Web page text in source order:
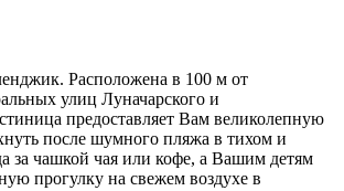
Расположена в 100 м от
улиц Луначарского и
предоставляет Вам великолепную
после шумного пляжа в тихом и
за чашкой чая или кофе, а Вашим детям
прогулку на свежем воздухе в